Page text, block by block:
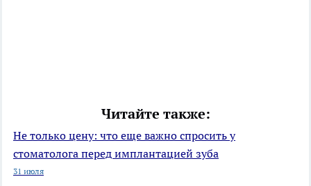
Читайте также:
Не только цену: что еще важно спросить у
стоматолога перед имплантацией зуба
31 июля